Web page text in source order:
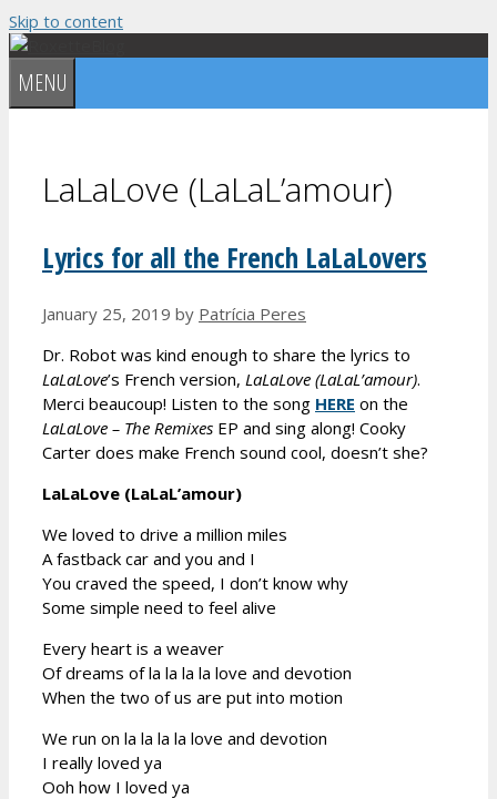
Skip to content
MENU
LaLaLove (LaLaL’amour)
Lyrics for all the French LaLaLovers
January 25, 2019 by Patrícia Peres
Dr. Robot was kind enough to share the lyrics to
LaLaLove’s French version, LaLaLove (LaLaL’amour).
Merci beaucoup! Listen to the song HERE on the
LaLaLove – The Remixes EP and sing along! Cooky
Carter does make French sound cool, doesn’t she?
LaLaLove (LaLaL’amour)
We loved to drive a million miles
A fastback car and you and I
You craved the speed, I don’t know why
Some simple need to feel alive
Every heart is a weaver
Of dreams of la la la la love and devotion
When the two of us are put into motion
We run on la la la la love and devotion
I really loved ya
Ooh how I loved ya